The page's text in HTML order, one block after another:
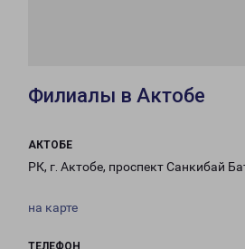
Филиалы в Актобе
АКТОБЕ
РК, г. Актобе, проспект Санкибай
на карте